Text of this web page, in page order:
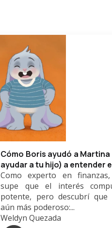
Cómo Boris ayudó a
ayudar a tu hijo) a entender
Como experto en
supe que el interés
potente, pero descubrí que
aún más poderoso:...
Weldyn Quezada